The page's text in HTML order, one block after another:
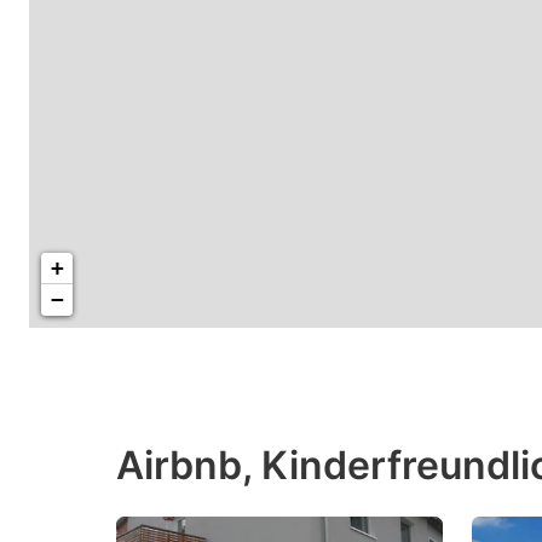
+
−
Airbnb,